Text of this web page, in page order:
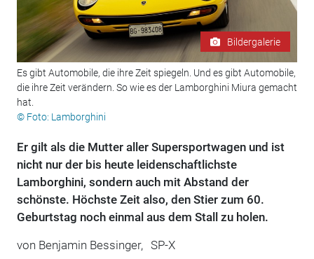
Bildergalerie
Es gibt Automobile, die ihre Zeit spiegeln. Und es gibt Automobile,
die ihre Zeit verändern. So wie es der Lamborghini Miura gemacht
hat.
© Foto: Lamborghini
Er gilt als die Mutter aller Supersportwagen und ist
nicht nur der bis heute leidenschaftlichste
Lamborghini, sondern auch mit Abstand der
schönste. Höchste Zeit also, den Stier zum 60.
Geburtstag noch einmal aus dem Stall zu holen.
von Benjamin Bessinger, SP-X